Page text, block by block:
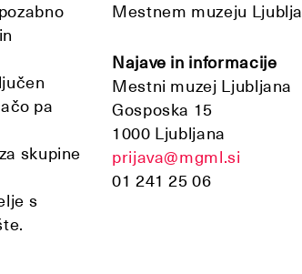
pa
skupine
s
Mestnem muzeju
Najave in informacije
Mestni muzej Ljubljana
Gosposka 15
1000 Ljubljana
prijava@mgml.si
01 241 25 06